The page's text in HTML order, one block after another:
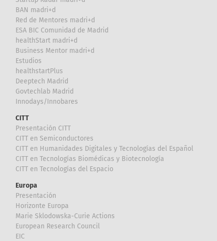
BAN madri+d
Red de Mentores madri+d
ESA BIC Comunidad de Madrid
healthStart madri+d
Business Mentor madri+d
Estudios
healthstartPlus
Deeptech Madrid
Govtechlab Madrid
Innodays/Innobares
CITT
Presentación CITT
CITT en Semiconductores
CITT en Humanidades Digitales y Tecnologías del Español
CITT en Tecnologías Biomédicas y Biotecnología
CITT en Tecnologías del Espacio
Europa
Presentación
Horizonte Europa
Marie Sklodowska-Curie Actions
European Research Council
EIC